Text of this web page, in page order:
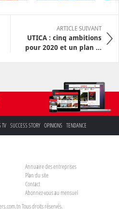
ARTICLE SUIVANT
UTICA : cinq ambitions
pour 2020 et un plan ...
TV SUCCESS STORY OPINIONS TENDANCE
Annuaire des entreprises
Plan du site
Contact
Abonnez-vous au mensuel
Tous droits réservés.